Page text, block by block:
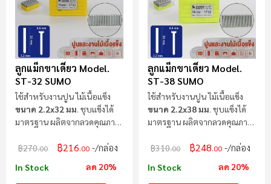
ลูกแม็กขาเดี่ยว Model.
ST-32 SUMO
ใช้สำหรับงานปูน ไม้เนื้อแข็ง
ขนาด 2.2x32 มม. ชุบแข็งได้
มาตรฐาน ผลิตจากลวดคุณภาพ
฿270.00 ฿216.00 /กล่อง
In Stock ลด 20%
ลูกแม็กขาเดี่ยว Model.
ST-38 SUMO
ใช้สำหรับงานปูน ไม้เนื้อแข็ง
ขนาด 2.2x38 มม. ชุบแข็งได้
มาตรฐาน ผลิตจากลวดคุณภาพ
฿310.00 ฿248.00 /กล่อง
In Stock ลด 20%